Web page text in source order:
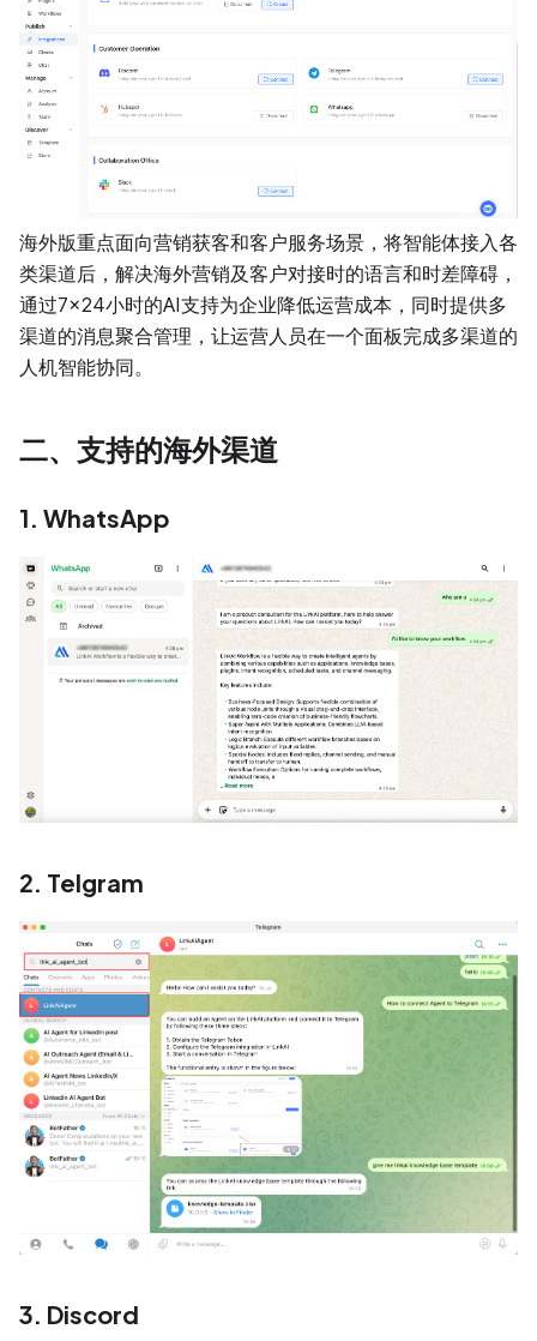
海外版重点面向营销获客和客户服务场景，将智能体接入各
类渠道后，解决海外营销及客户对接时的语言和时差障碍，
通过7×24小时的AI支持为企业降低运营成本，同时提供多
渠道的消息聚合管理，让运营人员在一个面板完成多渠道的
人机智能协同。
二、支持的海外渠道
1. WhatsApp
2. Telgram
3. Discord